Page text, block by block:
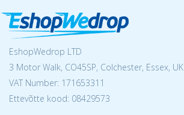
EshopWedrop LTD
3 Motor Walk, CO45SP, Colchester, Essex, UK
VAT Number: 171653311
Ettevõtte kood: 08429573